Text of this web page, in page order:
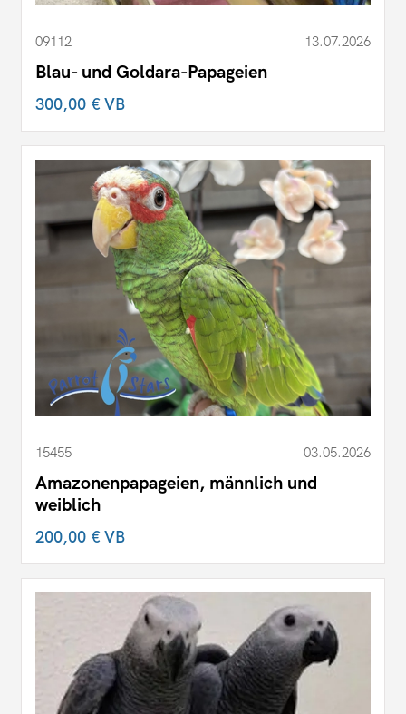
09112 13.07.2026
Blau- und Goldara-Papageien
300,00 €VB
15455 03.05.2026
Amazonenpapageien, männlich und
weiblich
200,00 €VB